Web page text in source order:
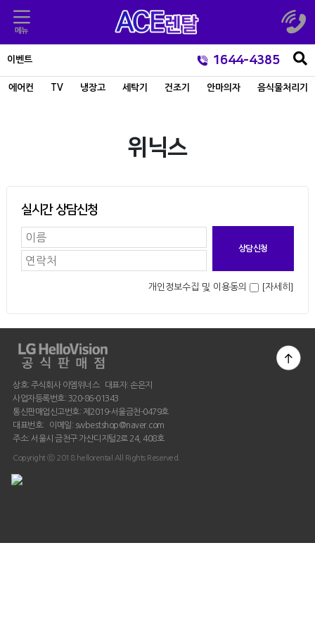
이벤트 1644-4385
에어컨 TV 냉장고 세탁기 건조기 안마의자 음식물처리기
위닉스
실시간 상담신청
개인정보수집 및 이용동의 [자세히]
상호: 주식회사 이엠위너스 대표자: 손은지
사업자등록번호: 320-86-01343
통신판매업신고번호: 제2019-서울금천-0479호
대표번호: 이메일: swbestshop@naver.com
주소: 서울시 금천구 가산디지털2로 24, 408호
Copyright ⓒ 2018 hellorental All Rights Reserved.